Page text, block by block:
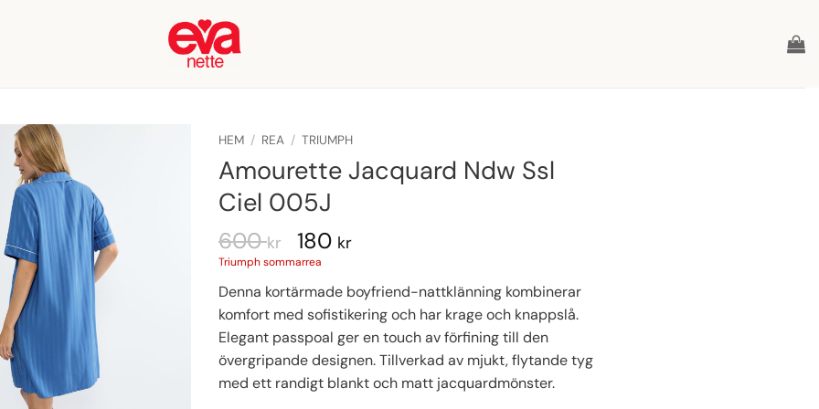
HEM / REA / TRIUMPH
Amourette Jacquard Ndw Ssl
Ciel 005J
600kr 180 kr
Triumph sommarrea
Denna kortärmade boyfriend-nattklänning kombinerar
komfort med sofistikering och har krage och knappslå.
Elegant passpoal ger en touch av förfining till den
övergripande designen. Tillverkad av mjukt, flytande tyg
med ett randigt blankt och matt jacquardmönster.